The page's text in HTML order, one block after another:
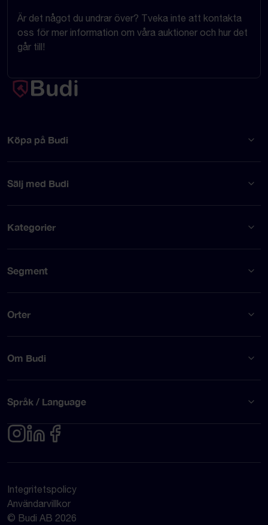
Är det något du undrar över? Tveka inte att kontakta
oss för mer information om våra auktioner och hur det
går till!
Köpa på Budi
Sälj med Budi
Kategorier
Segment
Orter
Om Budi
Språk / Language
Integritetspolicy
Användarvillkor
© Budi AB 2026